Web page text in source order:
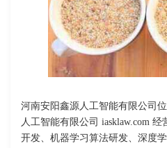
河南安阳鑫源人工智能有限公司
人工智能有限公司 iasklaw.com
开发、机器学习算法研发、深度